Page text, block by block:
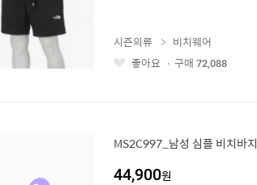
좋
시즌의류
비치웨어
좋아요
구매 72,088
MS2C997_남성 심플 비치바지
44,900원